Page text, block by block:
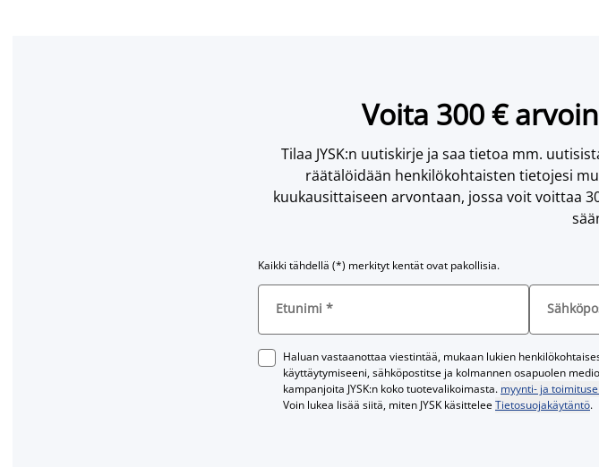
Voita 300 €
Tilaa JYSK:n uutiskirje ja saa tietoa mm.
räätälöidään henkilökohtaisten tietojesi
kuukausittaiseen arvontaan, jossa voit voittaa
Kaikki tähdellä (*) merkityt kentät ovat pakollisia.
Etunimi *
Haluan vastaanottaa viestintää, mukaan lukien
käyttäytymiseeni, sähköpostitse ja kolmannen osapuolen
kampanjoita JYSK:n koko tuotevalikoimasta. myynti- ja
Voin lukea lisää siitä, miten JYSK käsitteleeTietosuojakäytäntö.